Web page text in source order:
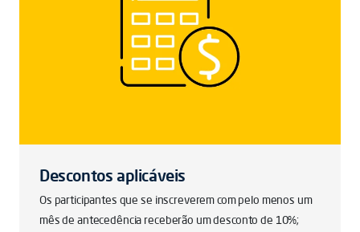
Descontos aplicáveis
Os participantes que se inscreverem com pelo menos um
mês de antecedência receberão um desconto de 10%;